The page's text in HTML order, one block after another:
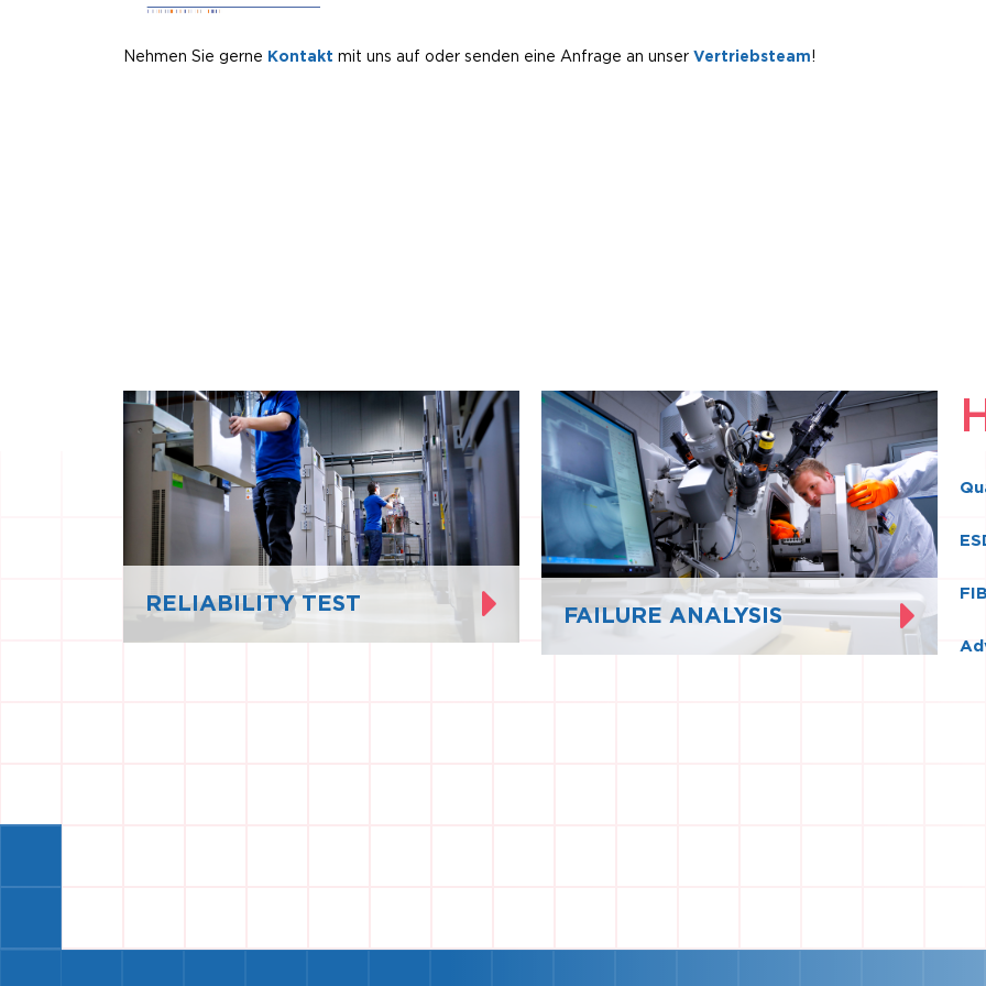
Nehmen Sie gerne Kontakt mit uns auf oder senden eine Anfrage an unser Vertriebsteam!
RELIABILITY TEST FAILURE ANALYSIS